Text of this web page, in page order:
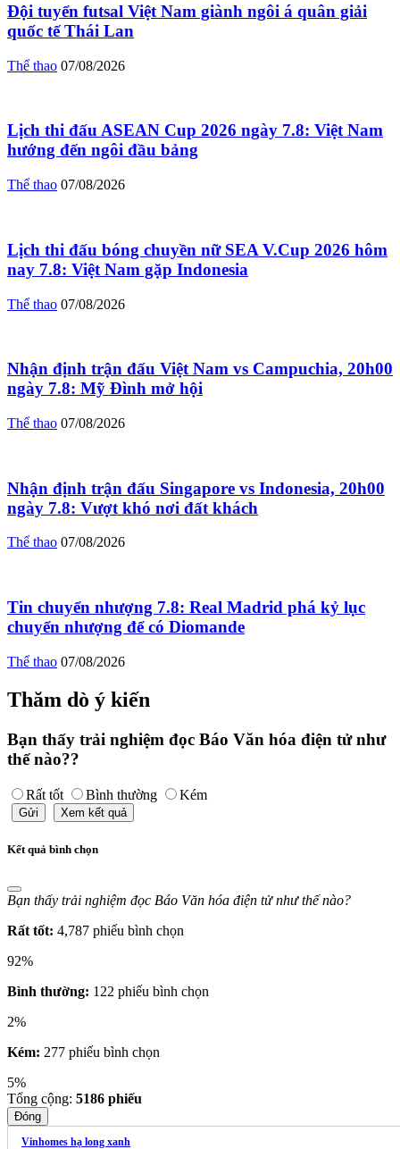
Đội tuyển futsal Việt Nam giành ngôi á quân giải
quốc tế Thái Lan
Thể thao 07/08/2026
Lịch thi đấu ASEAN Cup 2026 ngày 7.8: Việt Nam
hướng đến ngôi đầu bảng
Thể thao 07/08/2026
Lịch thi đấu bóng chuyền nữ SEA V.Cup 2026 hôm
nay 7.8: Việt Nam gặp Indonesia
Thể thao 07/08/2026
Nhận định trận đấu Việt Nam vs Campuchia, 20h00
ngày 7.8: Mỹ Đình mở hội
Thể thao 07/08/2026
Nhận định trận đấu Singapore vs Indonesia, 20h00
ngày 7.8: Vượt khó nơi đất khách
Thể thao 07/08/2026
Tin chuyển nhượng 7.8: Real Madrid phá kỷ lục
chuyển nhượng để có Diomande
Thể thao 07/08/2026
Thăm dò ý kiến
Bạn thấy trải nghiệm đọc Báo Văn hóa điện tử như
thế nào??
Rất tốt Bình thường Kém
Gửi Xem kết quả
Kết quả bình chọn
Bạn thấy trải nghiệm đọc Báo Văn hóa điện tử như thế nào?
Rất tốt: 4,787 phiếu bình chọn
92%
Bình thường: 122 phiếu bình chọn
2%
Kém: 277 phiếu bình chọn
5%
Tổng cộng: 5186 phiếu
Đóng
Vinhomes hạ long xanh